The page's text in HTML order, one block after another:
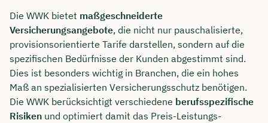
Die WWK bietet maßgeschneiderte
Versicherungsangebote, die nicht nur pauschalisierte,
provisionsorientierte Tarife darstellen, sondern auf die
spezifischen Bedürfnisse der Kunden abgestimmt sind.
Dies ist besonders wichtig in Branchen, die ein hohes
Maß an spezialisierten Versicherungsschutz benötigen.
Die WWK berücksichtigt verschiedene berufsspezifische
Risiken und optimiert damit das Preis-Leistungs-